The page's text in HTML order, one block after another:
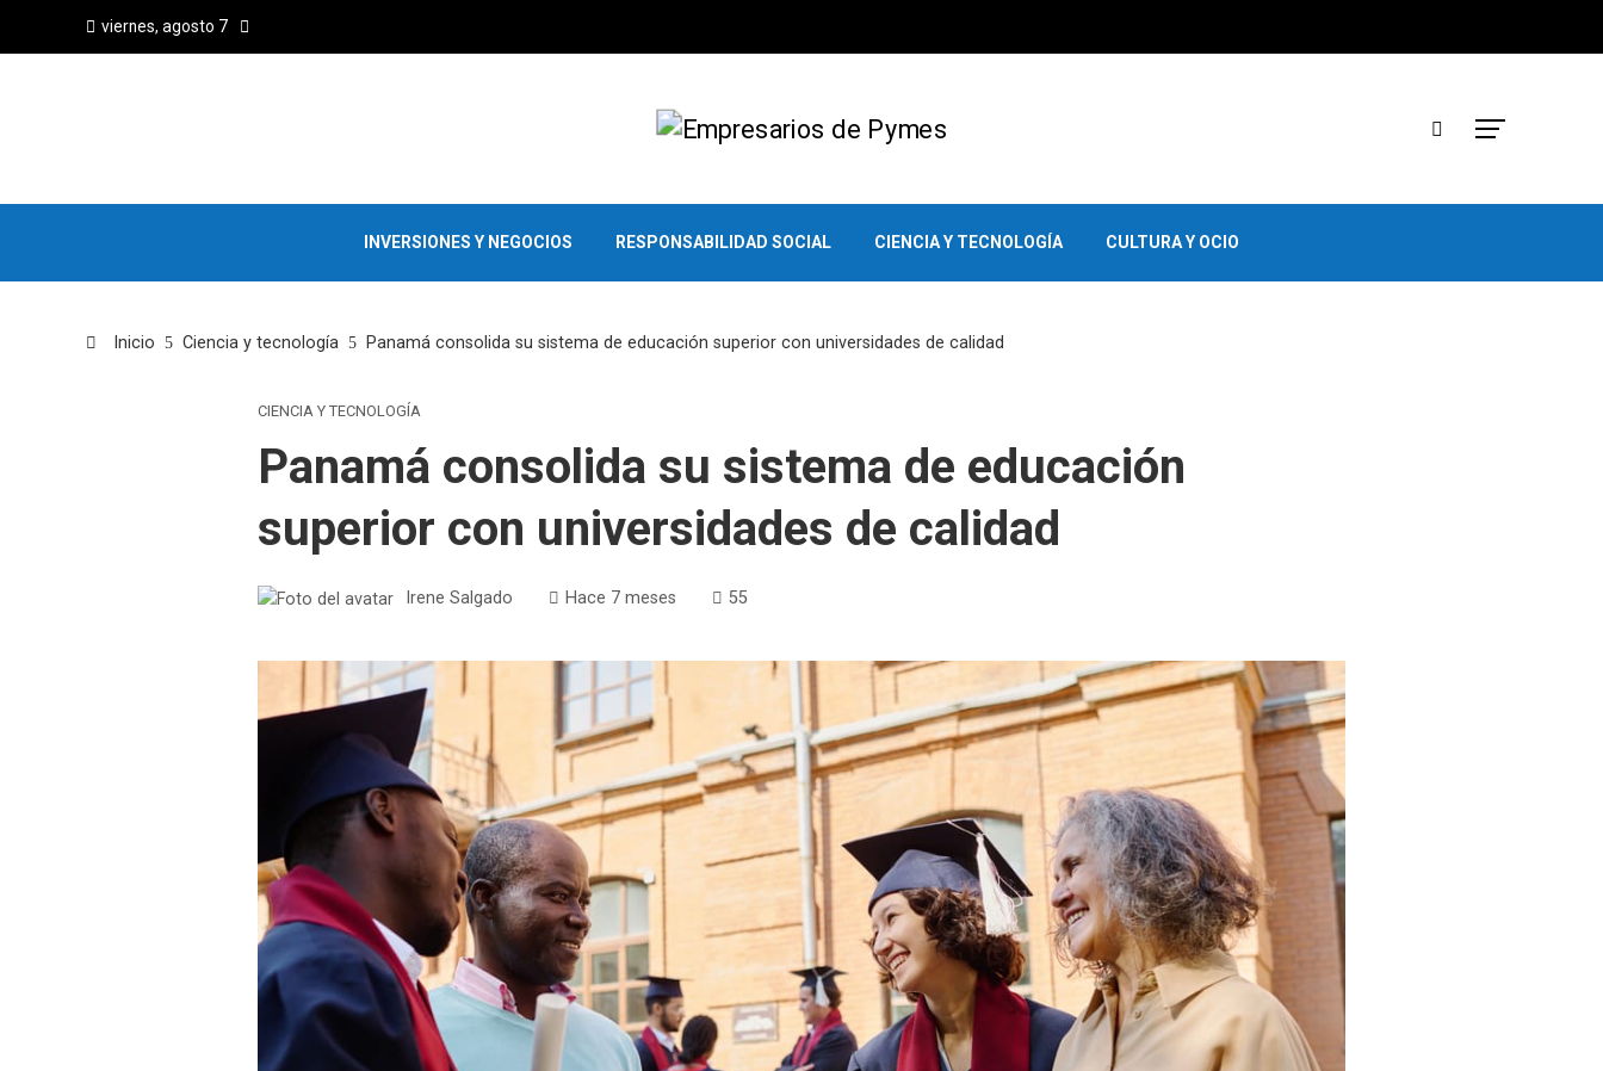
viernes, agosto 7
INVERSIONES Y NEGOCIOS RESPONSABILIDAD SOCIAL CIENCIA Y TECNOLOGÍA CULTURA Y OCIO
Inicio Ciencia y tecnología Panamá consolida su sistema de educación superior con universidades de calidad
CIENCIA Y TECNOLOGÍA
Panamá consolida su sistema de educación
superior con universidades de calidad
Irene Salgado Hace 7 meses 55